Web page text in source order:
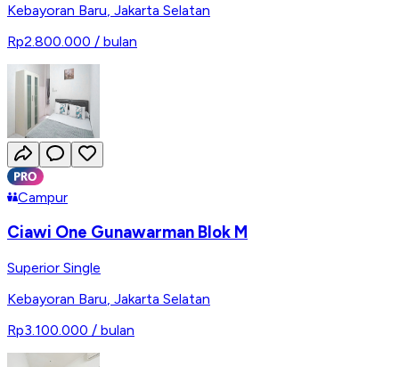
Kebayoran Baru Jakarta Selatan
Rp2.800.000 / bulan
Campur
Ciawi One Gunawarman Blok M
Superior Single
Kebayoran Baru, Jakarta Selatan
Rp3.100.000 / bulan